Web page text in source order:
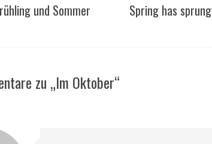
und Sommer Spring has sprung
zu „Im Oktober“